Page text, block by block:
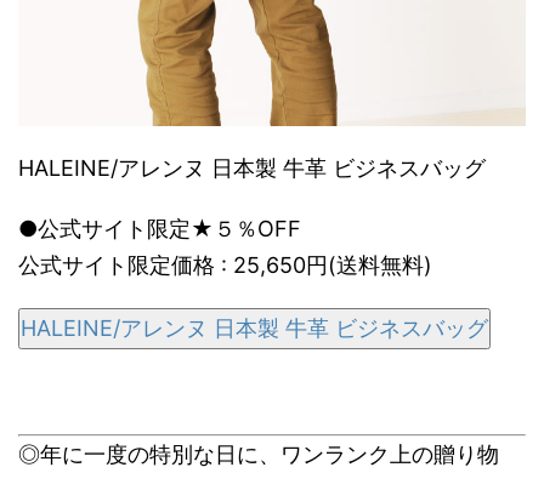
HALEINE/アレンヌ 日本製 牛革 ビジネスバッグ
●公式サイト限定★５％OFF
公式サイト限定価格 : 25,650円(送料無料)
HALEINE/アレンヌ 日本製 牛革 ビジネスバッグ
◎年に一度の特別な日に、ワンランク上の贈り物